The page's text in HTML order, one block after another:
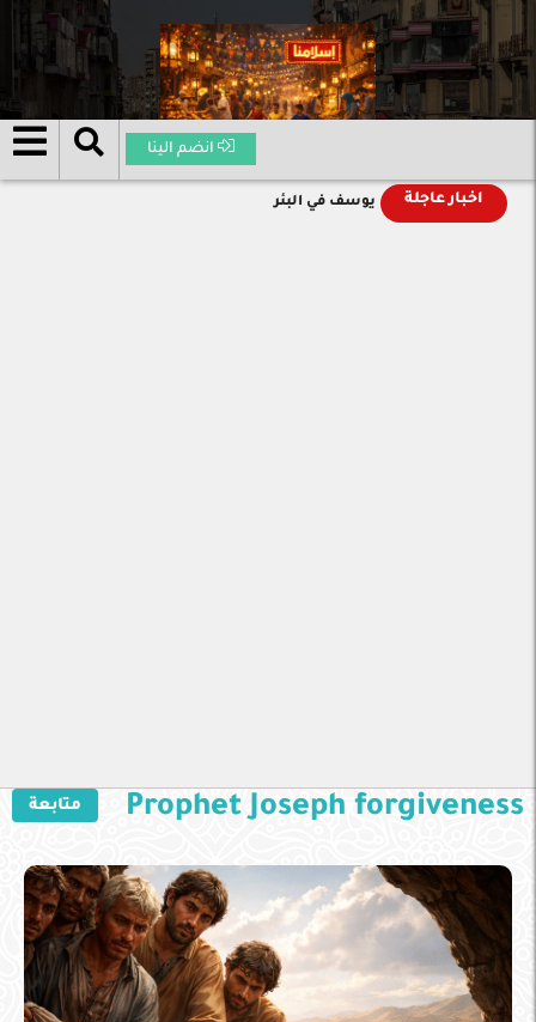
انضم الينا
اخبار عاجلة يوسف في البئر
Prophet Joseph forgiveness متابعة